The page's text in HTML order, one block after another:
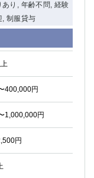
り, 年齢不問, 経験
, 制服貸与
400,000円
1,000,000円
円